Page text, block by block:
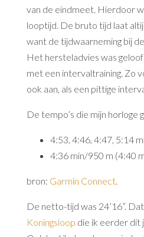
van de eindmeet. Hierdoor
looptijd. De bruto tijd laat
want de tijdwaarneming bij
Het hersteladvies was
met een intervaltraining. Zo
ook aan, als een pittige
De tempo’s die mijn horloge
4:53, 4:46, 4:47, 5:14
4:36 min/950 m (4:40
bron: Garmin Connect.
De netto-tijd was 24’16”.
Koningsloop die ik eerder dit